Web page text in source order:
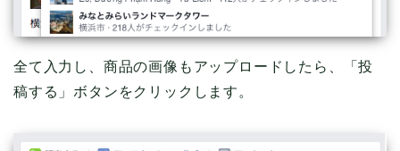
全て入力し、商品の画像もアップロードしたら、「投
稿する」ボタンをクリックします。